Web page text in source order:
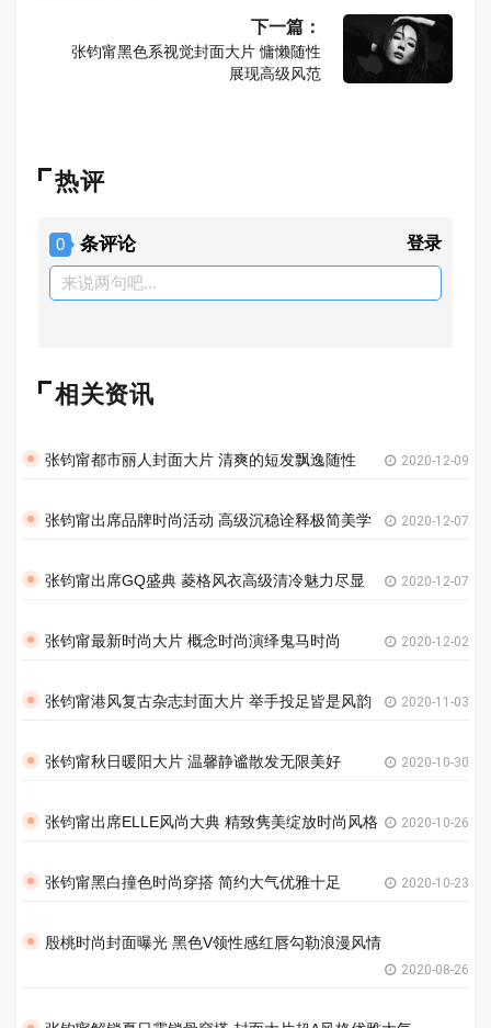
下一篇：
张钧甯黑色系视觉封面大片 慵懒随性
展现高级风范
热评
0 条评论 登录
来说两句吧...
相关资讯
张钧甯都市丽人封面大片 清爽的短发飘逸随性 2020-12-09
张钧甯出席品牌时尚活动 高级沉稳诠释极简美学 2020-12-07
张钧甯出席GQ盛典 菱格风衣高级清冷魅力尽显 2020-12-07
张钧甯最新时尚大片 概念时尚演绎鬼马时尚 2020-12-02
张钧甯港风复古杂志封面大片 举手投足皆是风韵 2020-11-03
张钧甯秋日暖阳大片 温馨静谧散发无限美好 2020-10-30
张钧甯出席ELLE风尚大典 精致隽美绽放时尚风格 2020-10-26
张钧甯黑白撞色时尚穿搭 简约大气优雅十足 2020-10-23
殷桃时尚封面曝光 黑色V领性感红唇勾勒浪漫风情
2020-08-26